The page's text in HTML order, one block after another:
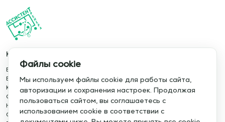
Тема игры:
Организация
Игроки:
10
Размер поля:
8х8
Каталог
База упражнений
База тренировок
Книги
Статьи
Новости
Обучение сервису
Отзывы
Сотрудничество
Политика конфиденциальности
Политика cookie
Правила использования
Файлы cookie
Мы используем файлы cookie для работы сайта,
авторизации и сохранения настроек. Продолжая
пользоваться сайтом, вы соглашаетесь с
использованием cookie в соответствии с